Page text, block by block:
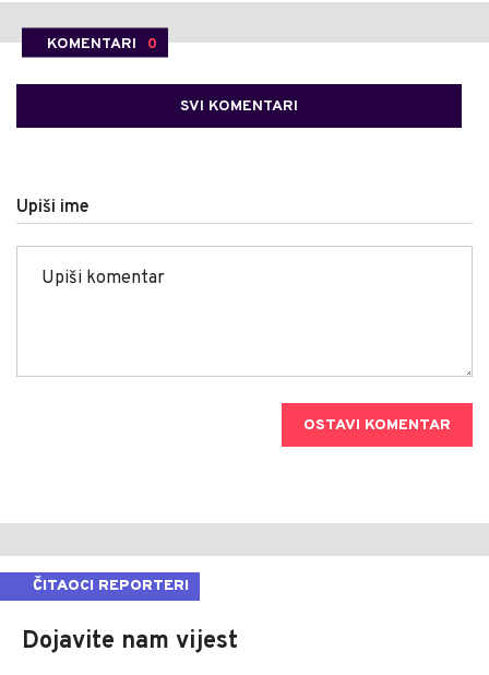
KOMENTARI 0
SVI KOMENTARI
Upiši ime
OSTAVI KOMENTAR
ČITAOCI REPORTERI
Dojavite nam vijest